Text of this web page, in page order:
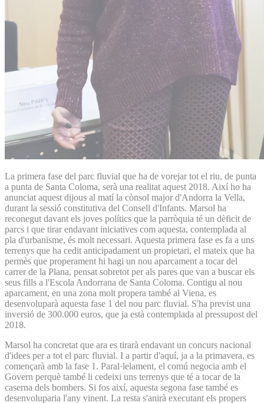
La primera fase del parc fluvial que ha de vorejar tot el riu, de punta
a punta de Santa Coloma, serà una realitat aquest 2018. Així ho ha
anunciat aquest dijous al matí la cònsol major d'Andorra la Vella,
durant la sessió constitutiva del Consell d'Infants. Marsol ha
reconegut davant els joves polítics que la parròquia té un dèficit de
parcs i que tirar endavant iniciatives com aquesta, contemplada al
pla d'urbanisme, és molt necessari. Aquesta primera fase es fa a uns
terrenys que ha cedit anticipadament un propietari, el mateix que ha
permès que properament hi hagi un nou aparcament a tocar del
carrer de la Plana, pensat sobretot per als pares que van a buscar els
seus fills a l'Escola Andorrana de Santa Coloma. Contigu al nou
aparcament, en una zona molt propera també al Viena, es
desenvoluparà aquesta fase 1 del nou parc fluvial. S'ha previst una
inversió de 300.000 euros, que ja està contemplada al pressupost del
2018.
Marsol ha concretat que ara es tirarà endavant un concurs nacional
d'idees per a tot el parc fluvial. I a partir d'aquí, ja a la primavera, es
començarà amb la fase 1. Paral·lelament, el comú negocia amb el
Govern perquè també li cedeixi uns terrenys que té a tocar de la
caserna dels bombers. Si fos així, aquesta segona fase també es
desenvoluparia l'any vinent. La resta s'anirà executant els propers